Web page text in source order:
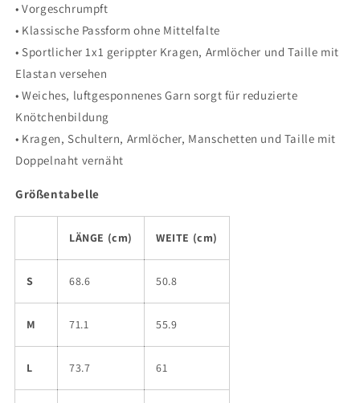
• Vorgeschrumpft
• Klassische Passform ohne Mittelfalte
• Sportlicher 1x1 gerippter Kragen, Armlöcher und Taille mit
Elastan versehen
• Weiches, luftgesponnenes Garn sorgt für reduzierte
Knötchenbildung
• Kragen, Schultern, Armlöcher, Manschetten und Taille mit
Doppelnaht vernäht
Größentabelle
LÄNGE (cm) WEITE (cm)
S 68.6 50.8
M 71.1 55.9
L 73.7 61